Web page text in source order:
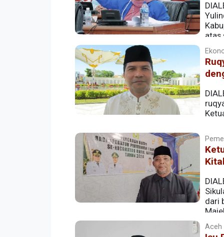
atas
sejak 30 April 2026.
dari
Agus Setiawan Jamal.
Aceh